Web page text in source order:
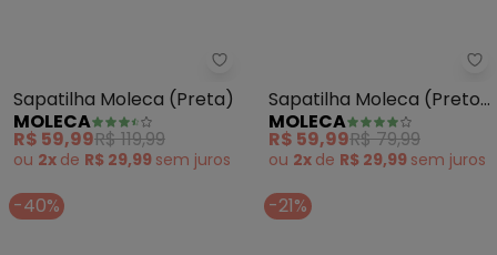
Moleca - Sapatilha Moleca
Sapatilha Moleca (Preta)
MOLECA
R$ 59,99R$ 119,99
ou 2x de R$ 29,99 sem juros
Sapatilha Moleca (Preto)
em Sintético Verniz
MOLECA
R$ 59,99R$ 79,99
ou 2x de R$ 29,99 sem juros
-40% -21%